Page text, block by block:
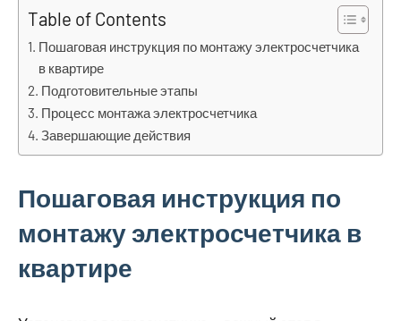
Table of Contents
Пошаговая инструкция по монтажу электросчетчика
в квартире
Подготовительные этапы
Процесс монтажа электросчетчика
Завершающие действия
Пошаговая инструкция по
монтажу электросчетчика в
квартире